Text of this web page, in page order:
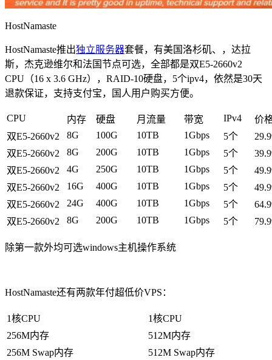
HostNamaste
HostNamaste推出独立服务器套餐，有美国洛杉矶、，达拉
斯，杰克逊维尔和法国节点可选，全部都是双E5-2660v2
CPU（16 x 3.6 GHz），RAID-10硬盘，5个ipv4，依然是30天
退款保证，支持支付宝，国人用户购买方便。
CPU 内存 硬盘 月流量 带宽 IPv4
价
双E5-2660v2
8G 100G 10TB 1Gbps 5个
双E5-2660v2
8G 200G 10TB 1Gbps 5个
双E5-2660v2
4G 250G 10TB 1Gbps 5个
双E5-2660v2
16G 400G 10TB 1Gbps 5个
双E5-2660v2
24G 400G 10TB 1Gbps 5个
双E5-2660v2
8G 200G 10TB 1Gbps 5个
除第一款外均可选windows主机操作系统
HostNamaste还有两款年付超低价VPS：
1核CPU
1核CPU
256M内存
512M内存
256M Swap内存
512M Swap内存